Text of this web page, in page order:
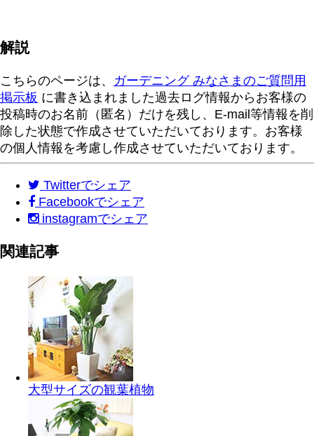
解説
こちらのページは、 ガーデニング みなさまのご質問用
掲示板 に書き込まれました過去ログ情報からお客様の
投稿時のお名前（匿名）だけを残し、E-mail等情報を削
除した状態で作成させていただいております。お客様
の個人情報を考慮し作成させていただいております。
Twitterでシェア
Facebookでシェア
instagramでシェア
関連記事
大型サイズの観葉植物